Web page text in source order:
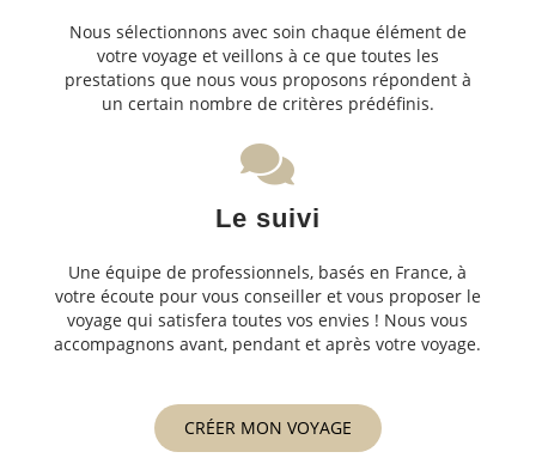
Nous sélectionnons avec soin chaque élément de
votre voyage et veillons à ce que toutes les
prestations que nous vous proposons répondent à
un certain nombre de critères prédéfinis.
Le suivi
Une équipe de professionnels, basés en France, à
votre écoute pour vous conseiller et vous proposer le
voyage qui satisfera toutes vos envies ! Nous vous
accompagnons avant, pendant et après votre voyage.
CRÉER MON VOYAGE